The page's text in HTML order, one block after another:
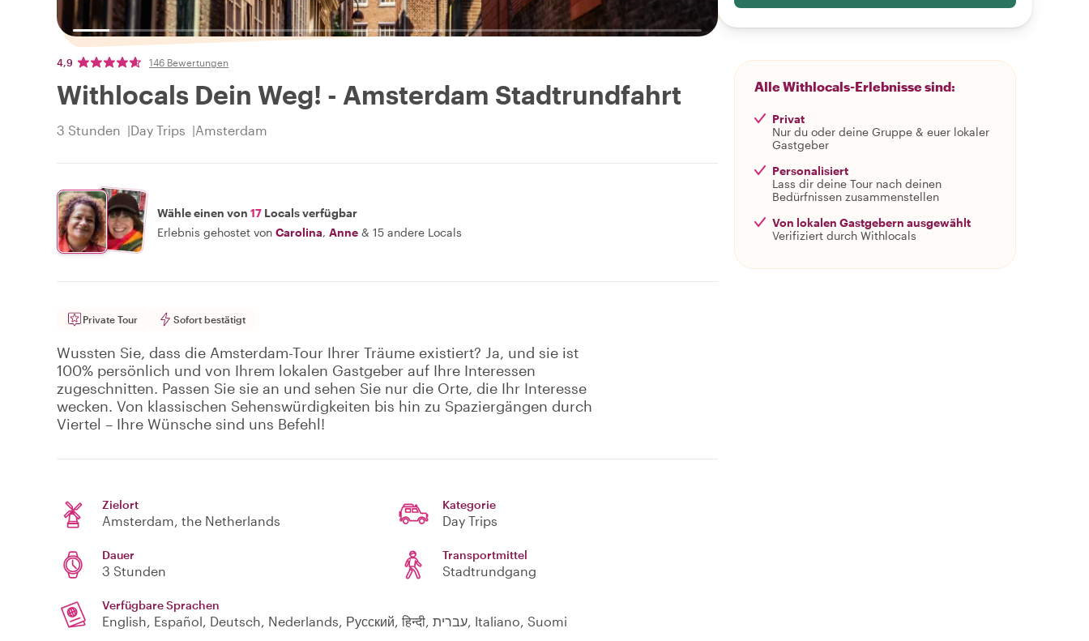
4,9 146 Bewertungen
Withlocals Dein Weg! - Amsterdam Stadtrundfahrt
3 Stunden Day Trips Amsterdam
Wähle einen von 17 Locals verfügbar
Erlebnis gehostet von Carolina, Anne & 15 andere Locals
Private Tour Sofort bestätigt
Wussten Sie, dass die Amsterdam-Tour Ihrer Träume existiert? Ja, und sie ist
100% persönlich und von Ihrem lokalen Gastgeber auf Ihre Interessen
zugeschnitten. Passen Sie sie an und sehen Sie nur die Orte, die Ihr Interesse
wecken. Von klassischen Sehenswürdigkeiten bis hin zu Spaziergängen durch
Viertel – Ihre Wünsche sind uns Befehl!
Zielort
Amsterdam, the Netherlands
Kategorie
Day Trips
Dauer
3 Stunden
Transportmittel
Stadtrundgang
Verfügbare Sprachen
English, Español, Deutsch, Nederlands, Русский, हिन्दी, עברית, Italiano, Suomi
Alle Withlocals-Erlebnisse sind:
Privat
Nur du oder deine Gruppe & euer lokaler
Gastgeber
Personalisiert
Lass dir deine Tour nach deinen
Bedürfnissen zusammenstellen
Von lokalen Gastgebern ausgewählt
Verifiziert durch Withlocals